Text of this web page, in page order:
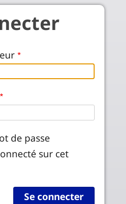
de passe
sur cet